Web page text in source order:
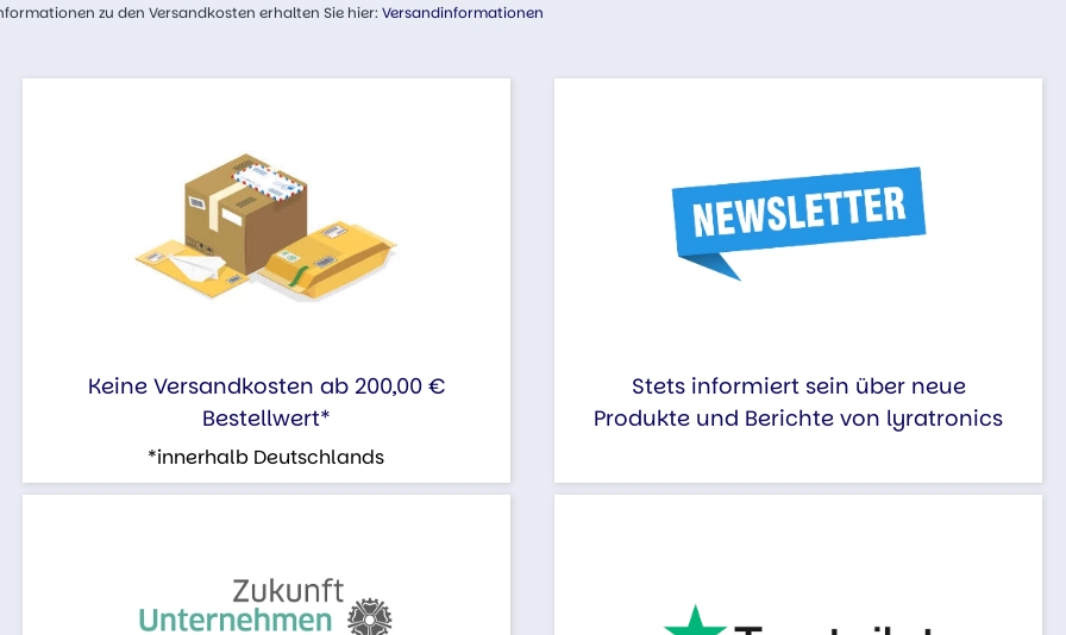
zu den Versandkosten erhalten Sie hier: Versandinformationen
Keine Versandkosten ab 200,00 €
Bestellwert*
*innerhalb Deutschlands
Stets informiert sein über neue
Produkte und Berichte von lyratronics